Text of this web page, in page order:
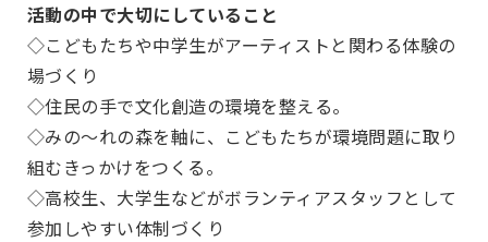
活動の中で大切にしていること
◇こどもたちや中学生がアーティストと関わる体験の
場づくり
◇住民の手で文化創造の環境を整える。
◇みの～れの森を軸に、こどもたちが環境問題に取り
組むきっかけをつくる。
◇高校生、大学生などがボランティアスタッフとして
参加しやすい体制づくり